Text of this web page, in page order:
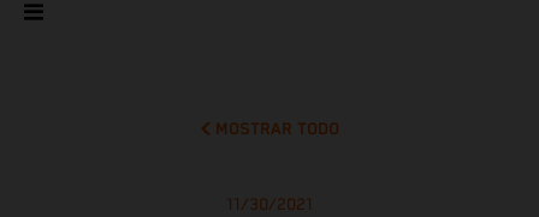
MOSTRAR TODO
11/30/2021